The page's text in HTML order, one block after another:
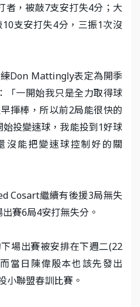
者，被敲7支安打失4分；大
支安打失4分，三振1次沒
Don Mattingly表定為開季
「一開始我只是全力取得球
揮棒，所以前2局能很快的
投變速球，我能投到1好球
沒能把變速球控制好的關
Cosart繼續有後援3局無失
賽6局4安打無失分。
場出賽被安排在下週二(22
當日陳偉殷本也該先發出
小聯盟春訓比賽。